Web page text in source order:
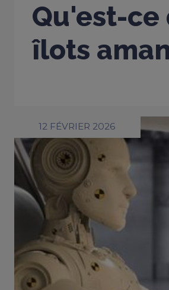
Qu'est-
îlots
12 FÉVRIER 2026